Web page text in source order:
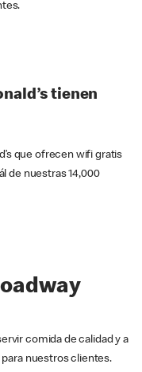
tienen
que ofrecen wifi gratis
de nuestras 14,000
comida de calidad y a
nuestros clientes.